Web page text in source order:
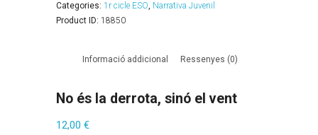
Categories: 1r cicle ESO, Narrativa Juvenil
Product ID: 18850
Informació addicional Ressenyes (0)
No és la derrota, sinó el vent
12,00 €